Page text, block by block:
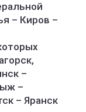
– Киров –
–
–
– Яранск